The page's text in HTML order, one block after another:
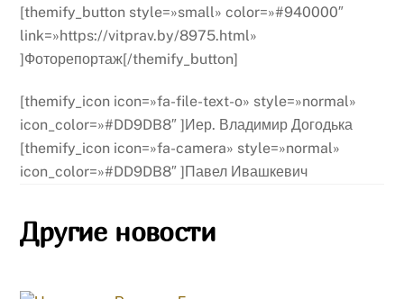
[themify_button style=»small» color=»#940000″
link=»https://vitprav.by/8975.html»
]Фоторепортаж[/themify_button]
[themify_icon icon=»fa-file-text-o» style=»normal»
icon_color=»#DD9DB8″ ]Иер. Владимир Догодька
[themify_icon icon=»fa-camera» style=»normal»
icon_color=»#DD9DB8″ ]Павел Ивашкевич
Другие новости